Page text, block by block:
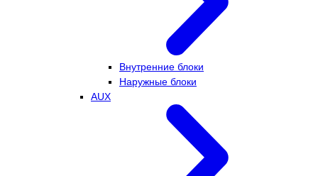
Внутренние блоки
Наружные блоки
AUX